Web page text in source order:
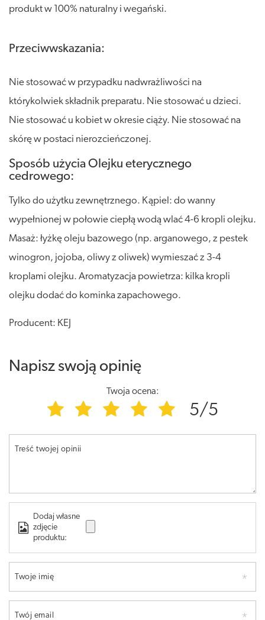
produkt w 100% naturalny i wegański.
Przeciwwskazania:
Nie stosować w przypadku nadwrażliwości na
którykolwiek składnik preparatu. Nie stosować u dzieci.
Nie stosować u kobiet w okresie ciąży. Nie stosować na
skórę w postaci nierozcieńczonej.
Sposób użycia Olejku eterycznego
cedrowego:
Tylko do użytku zewnętrznego. Kąpiel: do wanny
wypełnionej w połowie ciepłą wodą wlać 4-6 kropli olejku.
Masaż: łyżkę oleju bazowego (np. arganowego, z pestek
winogron, jojoba, oliwy z oliwek) wymieszać z 3-4
kroplami olejku. Aromatyzacja powietrza: kilka kropli
olejku dodać do kominka zapachowego.
Producent: KEJ
Napisz swoją opinię
Twoja ocena:
5/5
Treść twojej opinii
Dodaj własne
zdjęcie
produktu:
Twoje imię
Twój email